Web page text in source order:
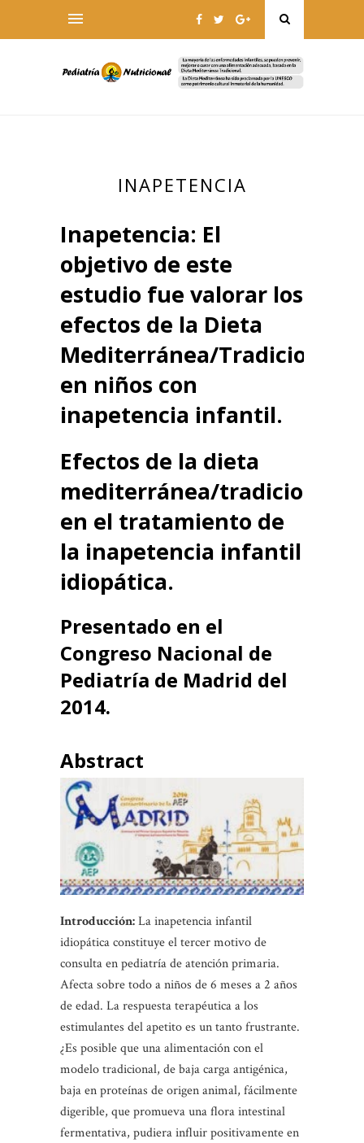
INAPETENCIA
Inapetencia: El
objetivo de este
estudio fue valorar los
efectos de la Dieta
Mediterránea/Tradicional
en niños con
inapetencia infantil.
Efectos de la dieta
mediterránea/tradicional
en el tratamiento de
la inapetencia infantil
idiopática.
Presentado en el
Congreso Nacional de
Pediatría de Madrid del
2014.
Abstract
Introducción:La inapetencia infantil
idiopática constituye el tercer motivo de
consulta en pediatría de atención primaria.
Afecta sobre todo a niños de 6 meses a 2 años
de edad. La respuesta terapéutica a los
estimulantes del apetito es un tanto frustrante.
¿Es posible que una alimentación con el
modelo tradicional, de baja carga antigénica,
baja en proteínas de origen animal, fácilmente
digerible, que promueva una flora intestinal
fermentativa, pudiera influir positivamente en